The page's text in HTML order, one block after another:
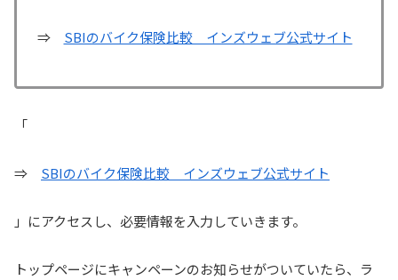
⇒ SBIのバイク保険比較 インズウェブ公式サイト
「
⇒ SBIのバイク保険比較 インズウェブ公式サイト
」にアクセスし、必要情報を入力していきます。
トップページにキャンペーンのお知らせがついていたら、ラ